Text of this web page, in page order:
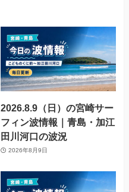
2026.8.9（日）の宮崎サー
フィン波情報｜青島・加江
田川河口の波況
2026年8月9日